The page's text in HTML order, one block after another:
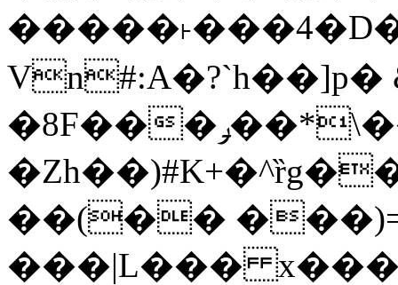
Vn#:A�?`h��]p�
�8F���ݛ��*\��U��S
��(��
���|L���